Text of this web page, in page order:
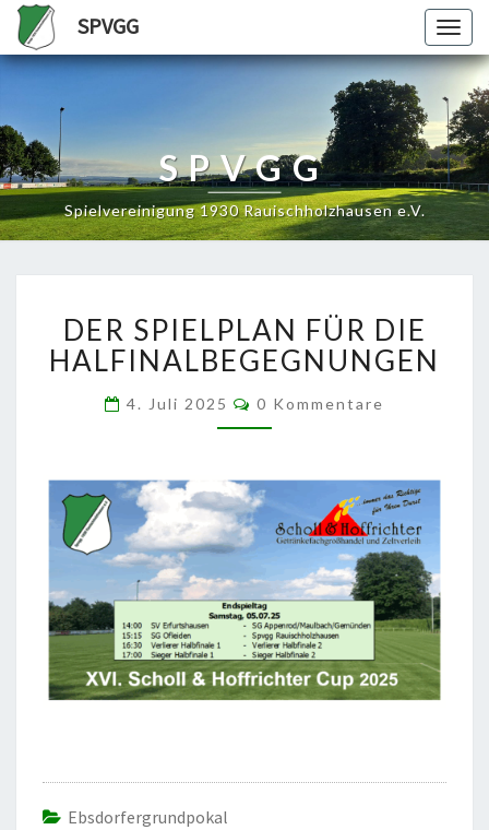
SPVGG
SPVGG
Spielvereinigung 1930 Rauischholzhausen e.V.
SPIELPLAN
FÜR
DIE
HALFINALBEGEGNUNGEN
DER SPIELPLAN FÜR DIE
HALFINALBEGEGNUNGEN
4. Juli 2025 Kommentare
0 Kommentare
Ebsdorfergrundpokal